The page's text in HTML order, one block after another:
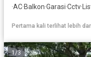
·AC·Balkon·Garasi·Cctv·
Pertama kali terlihat lebih
1 /3